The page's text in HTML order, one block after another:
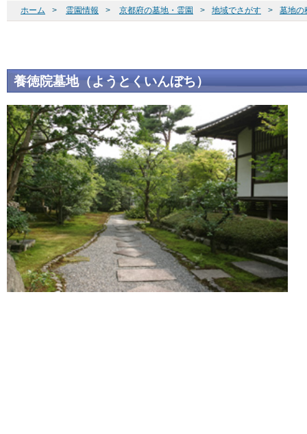
ホーム > 霊園情報 > 京都府の墓地・霊園 > 地域でさがす > 墓地の
養徳院墓地（ようとくいんぼち）